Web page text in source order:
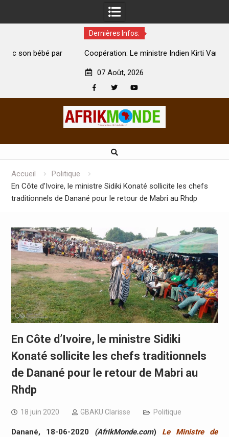
Dernières Infos:
Coopération: Le ministre Indien Kirti Vardhan Singh à
07 Août, 2026
Accueil
Politique
En Côte d’Ivoire, le ministre Sidiki Konaté sollicite les chefs
traditionnels de Danané pour le retour de Mabri au Rhdp
En Côte d’Ivoire, le ministre Sidiki
Konaté sollicite les chefs traditionnels
de Danané pour le retour de Mabri au
Rhdp
18 juin 2020 GBAKU Clarisse Politique
Danané, 18-06-2020 (AfrikMonde.com) Le Ministre de